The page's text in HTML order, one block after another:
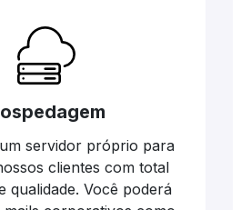
servidor próprio para
clientes com total
qualidade. Você poderá